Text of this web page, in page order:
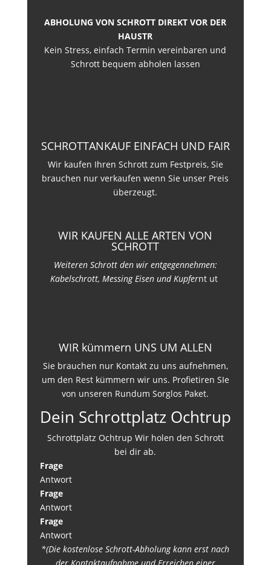
ABHOLUNG VON SCHROTT DIREKT VOR DER
HAUSTR
Kein Stress, einfach Termin vereinbaren und
Schrott bequem abholen lassen
SCHROTTANKAUF EINFACH UND FAIR
Wir kaufen Ihren Schrott zum Festpreis, Sie
brauchen nur verkaufen wenn Sie unser Preis
überzeugt.
WIR KAUFEN ALLE ARTEN VON
SCHROTT
Weiteren Schrott den wir entgegennehmen:
Kabelschrott, Messing Eisen und Kupfernt ut
WIR kümmern UNS UM ALLEN
Sie brauchen nur Kontakt zu uns aufnehmen,
um den Rest kümmern wir uns. Profietiren SIe
von unseren Rundum Sorglos Paket.
Dein Schrottplatz Ochtrup
Schrottplatz Ochtrup Wir holen den Schrott
bei dir ab.
Frage
Antwort
Frage
Antwort
Frage
Antwort
*(Die kostenlose Schrott-Abholung kann erst nach